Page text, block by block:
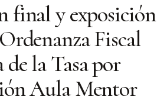
final y exposición
Fiscal
de la Tasa por
Aula Mentor